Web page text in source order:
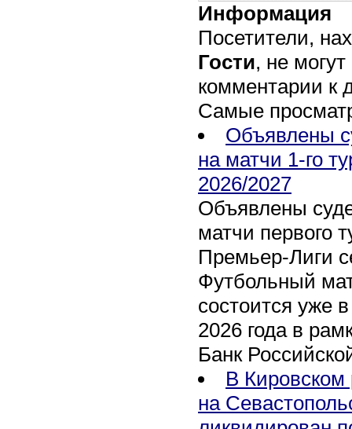
Информация
Посетители,
Гости, не
комментарии к
Самые
Объявлены
на матчи 1-го
2026/2027
Объявлены
матчи первого
Премьер-Лиги
Футбольный
состоится уже
2026 года в
Банк
В Кировском
на